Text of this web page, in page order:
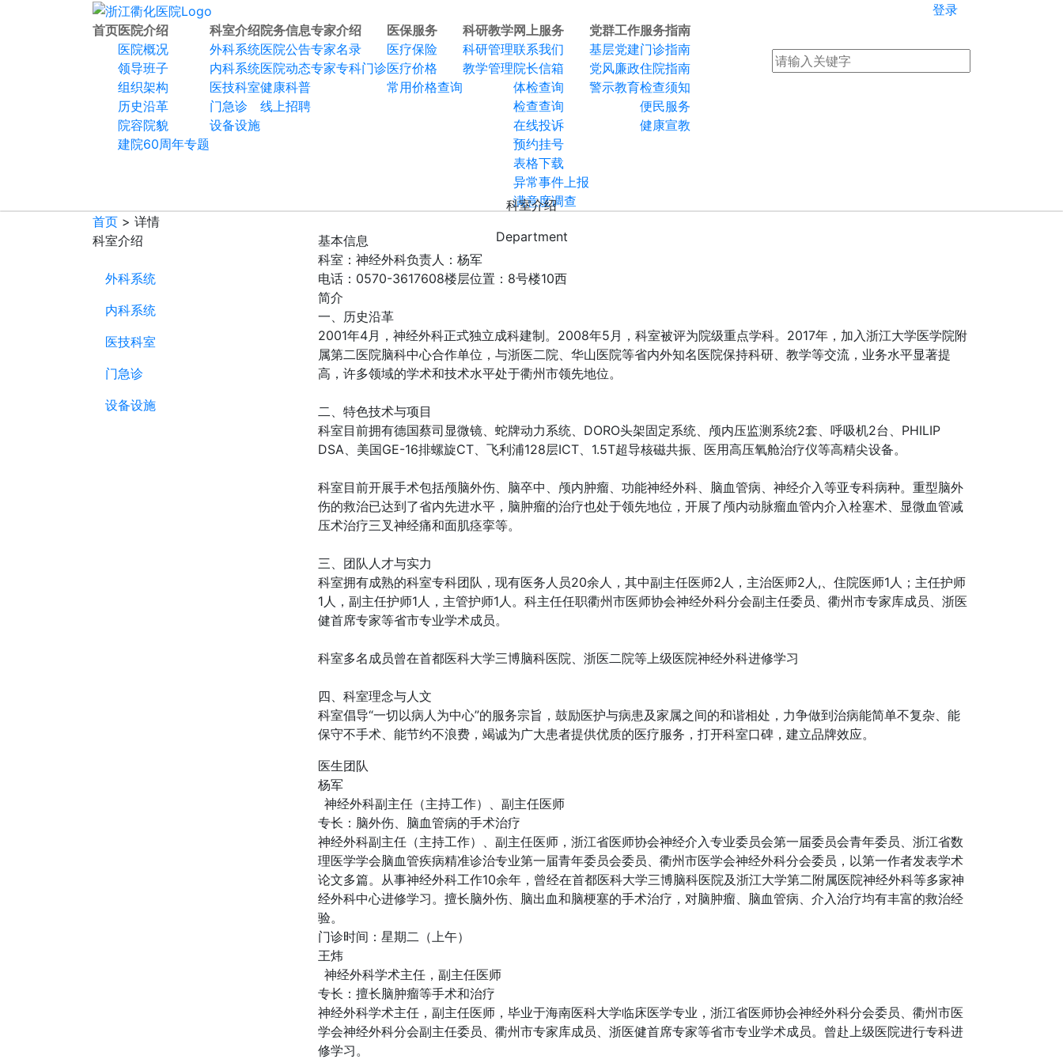
登录
首页医院介绍
医院概况
领导班子
组织架构
历史沿革
院容院貌
建院60周年专题
科室介绍
外科系统
内科系统
医技科室
门急诊
设备设施
院务信息
医院公告
医院动态
健康科普
线上招聘
专家介绍
专家名录
专家专科门诊
医保服务
医疗保险
医疗价格
常用价格查询
科研教学
科研管理
教学管理
网上服务
联系我们
院长信箱
体检查询
检查查询
在线投诉
预约挂号
表格下载
异常事件上报
满意度调查
党群工作
基层党建
党风廉政
警示教育
服务指南
门诊指南
住院指南
检查须知
便民服务
健康宣教
科室介绍
Department
首页 > 详情
科室介绍
外科系统
内科系统
医技科室
门急诊
设备设施
基本信息
科室：神经外科负责人：杨军
电话：0570-3617608楼层位置：8号楼10西
简介
一、历史沿革
2001年4月，神经外科正式独立成科建制。2008年5月，科室被评为院级重点学科。2017年，加入浙江大学医学院附
属第二医院脑科中心合作单位，与浙医二院、华山医院等省内外知名医院保持科研、教学等交流，业务水平显著提
高，许多领域的学术和技术水平处于衢州市领先地位。
二、特色技术与项目
科室目前拥有德国蔡司显微镜、蛇牌动力系统、DORO头架固定系统、颅内压监测系统2套、呼吸机2台、PHILIP
DSA、美国GE-16排螺旋CT、飞利浦128层ICT、1.5T超导核磁共振、医用高压氧舱治疗仪等高精尖设备。
科室目前开展手术包括颅脑外伤、脑卒中、颅内肿瘤、功能神经外科、脑血管病、神经介入等亚专科病种。重型脑外
伤的救治已达到了省内先进水平，脑肿瘤的治疗也处于领先地位，开展了颅内动脉瘤血管内介入栓塞术、显微血管减
压术治疗三叉神经痛和面肌痉挛等。
三、团队人才与实力
科室拥有成熟的科室专科团队，现有医务人员20余人，其中副主任医师2人，主治医师2人,、住院医师1人；主任护师
1人，副主任护师1人，主管护师1人。科主任任职衢州市医师协会神经外科分会副主任委员、衢州市专家库成员、浙医
健首席专家等省市专业学术成员。
科室多名成员曾在首都医科大学三博脑科医院、浙医二院等上级医院神经外科进修学习
四、科室理念与人文
科室倡导“一切以病人为中心”的服务宗旨，鼓励医护与病患及家属之间的和谐相处，力争做到治病能简单不复杂、能
保守不手术、能节约不浪费，竭诚为广大患者提供优质的医疗服务，打开科室口碑，建立品牌效应。
医生团队
杨军
神经外科副主任（主持工作）、副主任医师
专长： 脑外伤、脑血管病的手术治疗
神经外科副主任（主持工作）、副主任医师，浙江省医师协会神经介入专业委员会第一届委员会青年委员、浙江省数
理医学学会脑血管疾病精准诊治专业第一届青年委员会委员、衢州市医学会神经外科分会委员，以第一作者发表学术
论文多篇。从事神经外科工作10余年，曾经在首都医科大学三博脑科医院及浙江大学第二附属医院神经外科等多家神
经外科中心进修学习。擅长脑外伤、脑出血和脑梗塞的手术治疗，对脑肿瘤、脑血管病、介入治疗均有丰富的救治经
验。
门诊时间： 星期二（上午）
王炜
神经外科学术主任，副主任医师
专长： 擅长脑肿瘤等手术和治疗
神经外科学术主任，副主任医师，毕业于海南医科大学临床医学专业，浙江省医师协会神经外科分会委员、衢州市医
学会神经外科分会副主任委员、衢州市专家库成员、浙医健首席专家等省市专业学术成员。曾赴上级医院进行专科进
修学习。